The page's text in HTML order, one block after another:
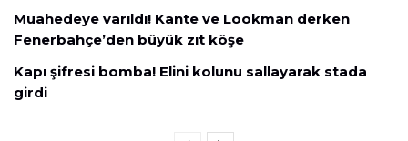
Muahedeye varıldı! Kante ve Lookman derken
Fenerbahçe’den büyük zıt köşe
Kapı şifresi bomba! Elini kolunu sallayarak stada
girdi